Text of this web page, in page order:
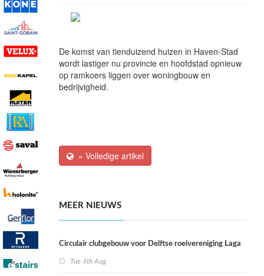
De komst van tienduizend huizen in Haven-Stad
wordt lastiger nu provincie en hoofdstad opnieuw
op ramkoers liggen over woningbouw en
bedrijvigheid.
» Volledige artikel
MEER NIEUWS
Circulair clubgebouw voor Delftse roeivereniging Laga
Tue 4th Aug